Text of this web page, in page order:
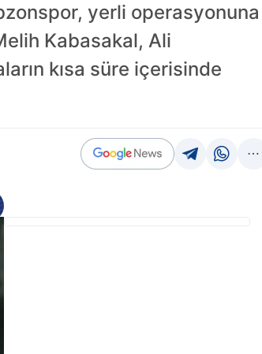
yerli operasyonuna
Kabasakal, Ali
kısa süre içerisinde